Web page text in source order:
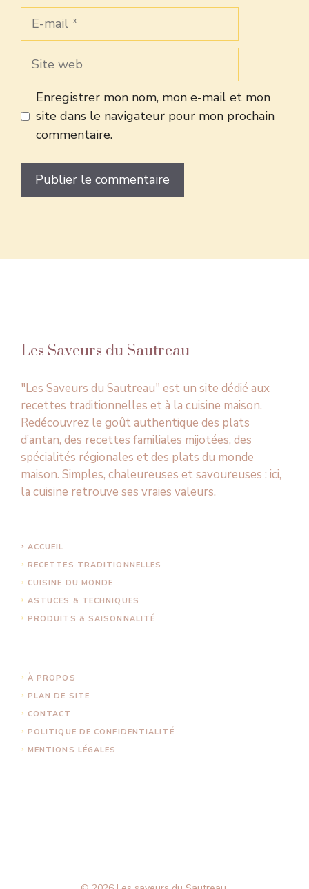
Site
Enregistrer mon nom, mon e-mail et mon
site dans le navigateur pour mon prochain
commentaire.
Les Saveurs du Sautreau
"Les Saveurs du Sautreau" est un site dédié aux
recettes traditionnelles et à la cuisine maison.
Redécouvrez le goût authentique des plats
d’antan, des recettes familiales mijotées, des
spécialités régionales et des plats du monde
maison. Simples, chaleureuses et savoureuses : ici,
la cuisine retrouve ses vraies valeurs.
ACCUEIL
RECETTES TRADITIONNELLES
CUISINE DU MONDE
ASTUCES & TECHNIQUES
PRODUITS & SAISONNALITÉ
À PROPOS
PLAN DE SITE
CONTACT
POLITIQUE DE CONFIDENTIALITÉ
MENTIONS LÉGALES